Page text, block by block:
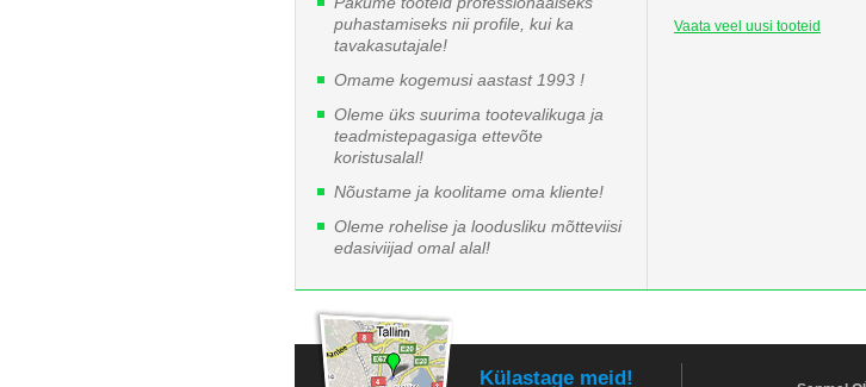
Vaata veel uusi tooteid
puhastamiseks nii profile, kui ka
tavakasutajale!
Omame kogemusi aastast 1993 !
Oleme üks suurima tootevalikuga ja
teadmistepagasiga ettevõte
koristusalal!
Nõustame ja koolitame oma kliente!
Oleme rohelise ja loodusliku mõtteviisi
edasiviijad omal alal!
Külastage meid!